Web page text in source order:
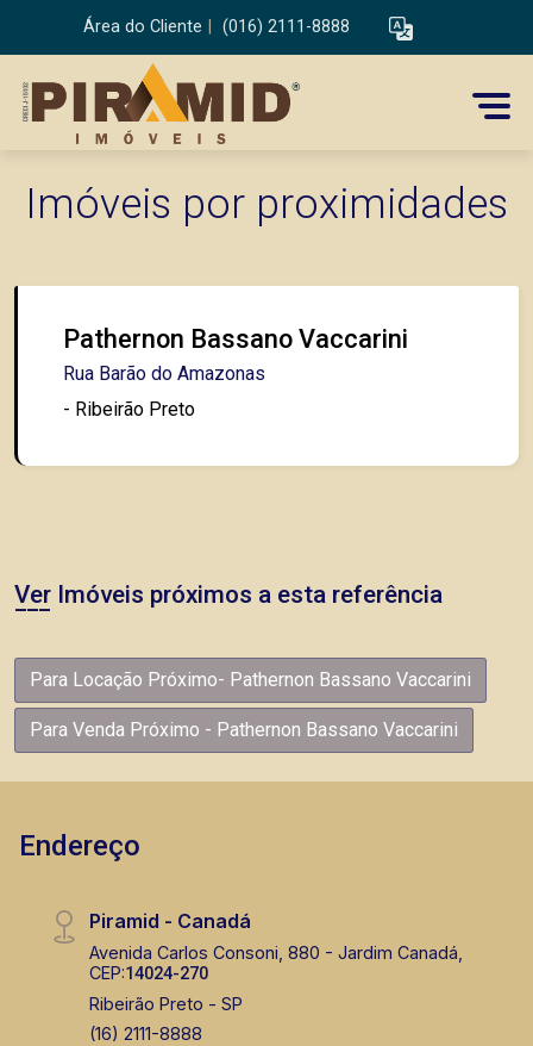
Área do Cliente (016) 2111-8888
Imóveis por proximidades
Pathernon Bassano Vaccarini
Rua Barão do Amazonas
- Ribeirão Preto
Ver Imóveis próximos a esta referência
Para Locação Próximo- Pathernon Bassano Vaccarini
Para Venda Próximo - Pathernon Bassano Vaccarini
Endereço
Piramid - Canadá
Avenida Carlos Consoni, 880 - Jardim Canadá,
CEP:14024-270
Ribeirão Preto - SP
(16) 2111-8888